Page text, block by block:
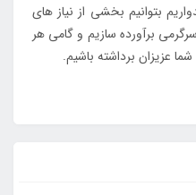
بتوانیم بخشی از نیاز های
برآورده سازیم و گامی هر
عزیزان برداشته باشیم.